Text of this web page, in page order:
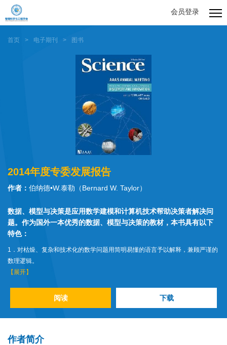
会员登录
首页 > 电子期刊 > 图书
2014年度专委发展报告
作者： 伯纳德•W.泰勒（Bernard W. Taylor）
数据、模型与决策是应用数学建模和计算机技术帮助决策者解决问
题。作为国外一本优秀的数据、模型与决策的教材，本书具有以下
特色：
1．对枯燥、复杂和技术化的数学问题用简明易懂的语言予以解释，兼顾严谨的
数理逻辑。
2．突出建模分析框架和基础逻辑的讲授和训练，在某种程度上实现了艺术与科
3．课后习题丰富，并配有网络题库，供自学者加强训练，及时检查对理论模型
第12版把修订重点放在企业和组织的最新技术发展上，增加了商业分析（第1
【展开】
阅读 下载
作者简介